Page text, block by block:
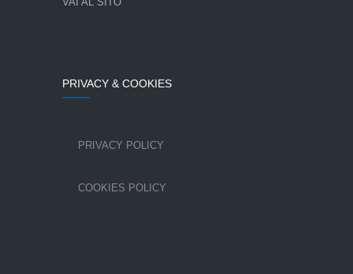
PRIVACY & COOKIES
PRIVACY POLICY
COOKIES POLICY